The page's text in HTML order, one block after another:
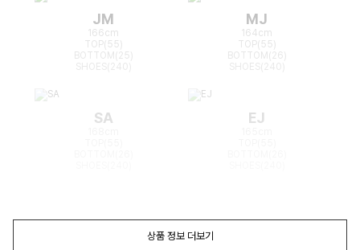
JM
166cm
TOP(55)
BOTTOM(25)
MJ
164cm
TOP(55)
BOTTOM(26)
SA EJ
상품 정보 더보기